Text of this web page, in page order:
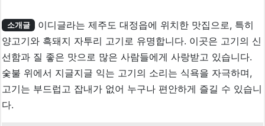
소개글
이디글라는 제주도 대정읍에 위치한 맛집으로, 특히
양고기와 흑돼지 자투리 고기로 유명합니다. 이곳은 고기의 신
선함과 질 좋은 맛으로 많은 사람들에게 사랑받고 있습니다.
숯불 위에서 지글지글 익는 고기의 소리는 식욕을 자극하며,
고기는 부드럽고 잡내가 없어 누구나 편안하게 즐길 수 있습니
다.